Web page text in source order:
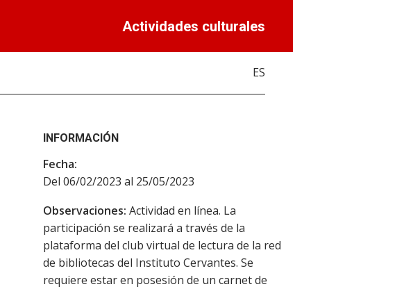
Actividades culturales
ES
INFORMACIÓN
Fecha:
Del 06/02/2023 al 25/05/2023
Observaciones: Actividad en línea. La
participación se realizará a través de la
plataforma del club virtual de lectura de la red
de bibliotecas del Instituto Cervantes. Se
requiere estar en posesión de un carnet de